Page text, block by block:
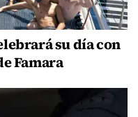
su día con
Famara